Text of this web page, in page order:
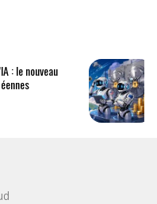
: le nouveau